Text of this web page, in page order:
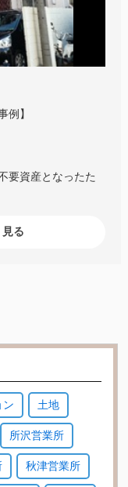
】
要資産となったた
る
ン 土地
所沢営業所
秋津営業所